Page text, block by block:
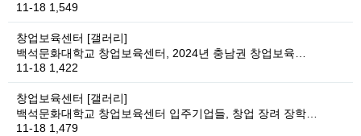
11-18 1,549
창업보육센터 [갤러리]
백석문화대학교 창업보육센터, 2024년 충남권 창업보육…
11-18 1,422
창업보육센터 [갤러리]
백석문화대학교 창업보육센터 입주기업들, 창업 장려 장학…
11-18 1,479